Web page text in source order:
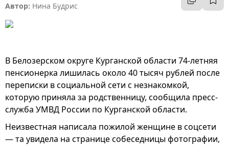
Автор: Нина Будрис
В Белозерском округе Курганской области 74-летняя
пенсионерка лишилась около 40 тысяч рублей после
переписки в социальной сети с незнакомкой,
которую приняла за родственницу, сообщила пресс-
служба УМВД России по Курганской области.
Неизвестная написала пожилой женщине в соцсети
— та увидела на странице собеседницы фотографии,